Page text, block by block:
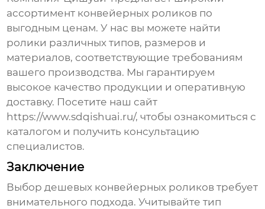
ассортимент конвейерных роликов по
выгодным ценам. У нас вы можете найти
ролики различных типов, размеров и
материалов, соответствующие требованиям
вашего производства. Мы гарантируем
высокое качество продукции и оперативную
доставку. Посетите наш сайт
https://www.sdqishuai.ru/, чтобы ознакомиться с
каталогом и получить консультацию
специалистов.
Заключение
Выбордешевых конвейерных роликов требует
внимательного подхода. Учитывайте тип